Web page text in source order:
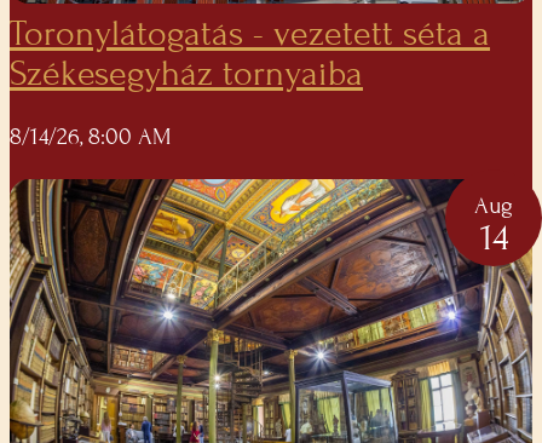
Toronylátogatás - vezetett séta a
Székesegyház tornyaiba
8/14/26, 8:00 AM
Aug
14